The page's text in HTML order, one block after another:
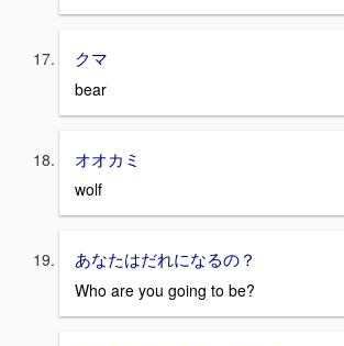
クマ
bear
オオカミ
wolf
あなたはだれになるの？
Who are you going to be?